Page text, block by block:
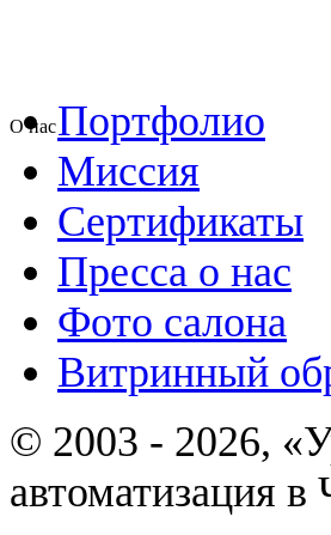
О насПортфолио
Миссия
Сертификаты
Пресса о нас
Фото салона
Витринный
© 2003 - 2026,
автоматизация в